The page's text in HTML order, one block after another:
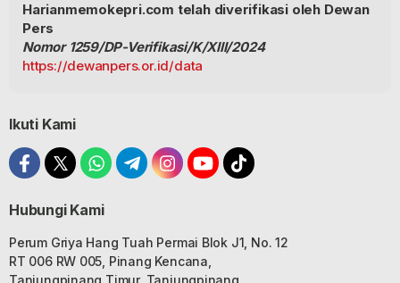
Harianmemokepri.com telah diverifikasi oleh Dewan
Pers
Nomor 1259/DP-Verifikasi/K/XIII/2024
https://dewanpers.or.id/data
Ikuti Kami
Hubungi Kami
Perum Griya Hang Tuah Permai Blok J1, No. 12
RT 006 RW 005, Pinang Kencana,